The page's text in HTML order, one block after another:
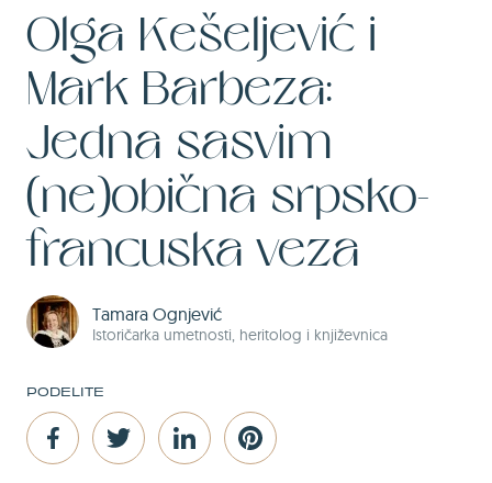
Olga Kešeljević i
Mark Barbeza:
Jedna sasvim
(ne)obična srpsko-
francuska veza
Tamara Ognjević
Istoričarka umetnosti, heritolog i književnica
PODELITE